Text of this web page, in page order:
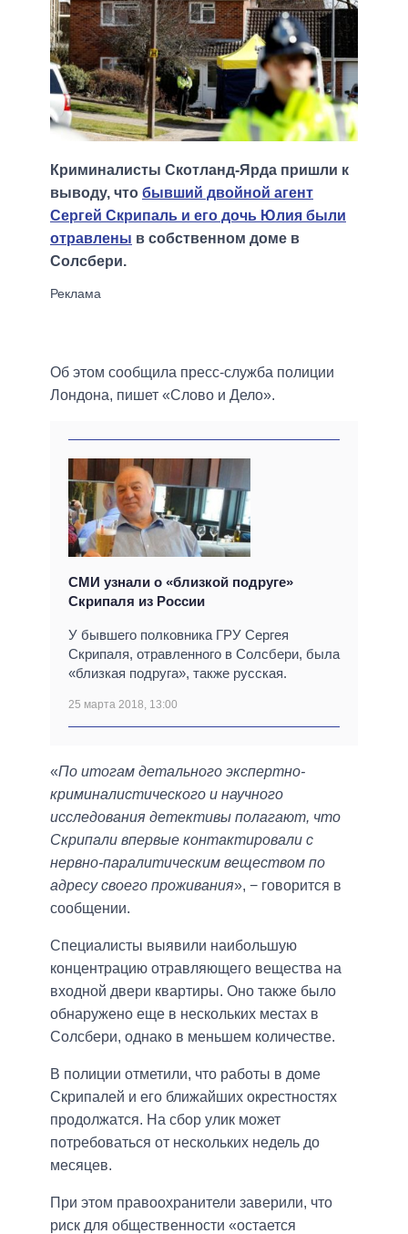
Криминалисты Скотланд-Ярда пришли к
выводу, что бывший двойной агент
Сергей Скрипаль и его дочь Юлия были
отравлены в собственном доме в
Солсбери.
Об этом сообщила пресс-служба полиции
Лондона, пишет «Слово и Дело».
СМИ узнали о «близкой подруге»
Скрипаля из России
У бывшего полковника ГРУ Сергея
Скрипаля, отравленного в Солсбери, была
«близкая подруга», также русская.
25 марта 2018, 13:00
«По итогам детального экспертно-
криминалистического и научного
исследования детективы полагают, что
Скрипали впервые контактировали с
нервно-паралитическим веществом по
адресу своего проживания», − говорится в
сообщении.
Специалисты выявили наибольшую
концентрацию отравляющего вещества на
входной двери квартиры. Оно также было
обнаружено еще в нескольких местах в
Солсбери, однако в меньшем количестве.
В полиции отметили, что работы в доме
Скрипалей и его ближайших окрестностях
продолжатся. На сбор улик может
потребоваться от нескольких недель до
месяцев.
При этом правоохранители заверили, что
риск для общественности «остается